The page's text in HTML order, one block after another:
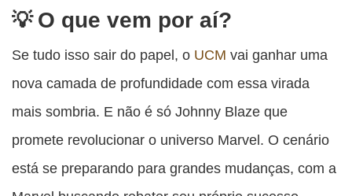
O que vem por aí?
Se tudo isso sair do papel, o UCM vai ganhar uma
nova camada de profundidade com essa virada
mais sombria. E não é só Johnny Blaze que
promete revolucionar o universo Marvel. O cenário
está se preparando para grandes mudanças, com a